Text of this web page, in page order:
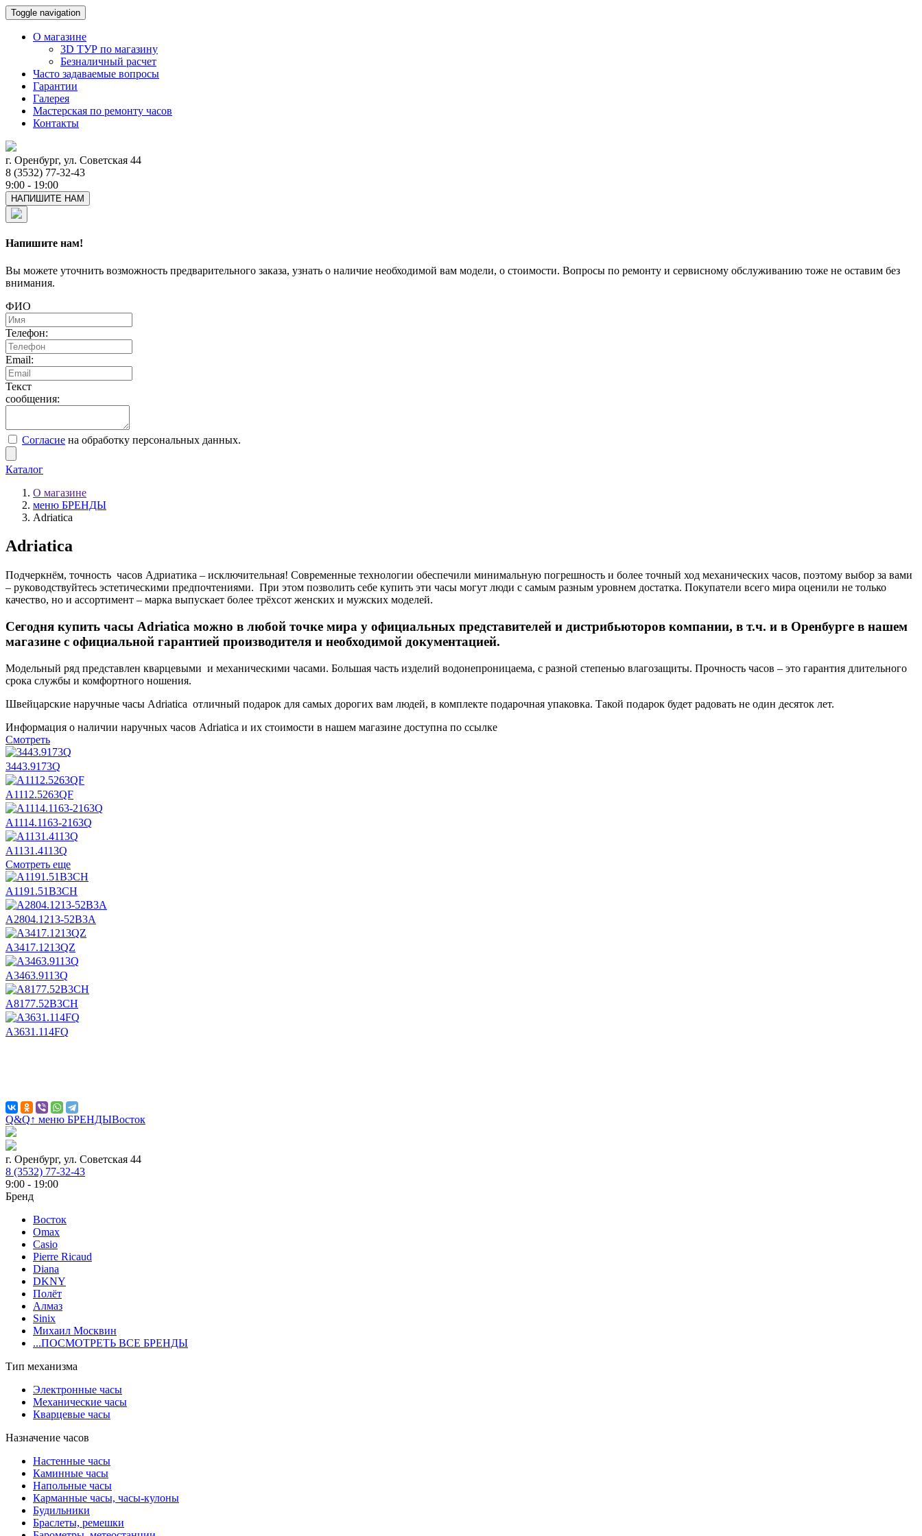
Toggle navigation
О магазине
3D ТУР по магазину
Безналичный расчет
Часто задаваемые вопросы
Гарантии
Галерея
Мастерская по ремонту часов
Контакты
г. Оренбург, ул. Советская 44
8 (3532) 77-32-43
9:00 - 19:00
НАПИШИТЕ НАМ
Напишите нам!
Вы можете уточнить возможность предварительного заказа, узнать о наличие необходимой вам модели, о стоимости. Вопросы по ремонту и сервисному обслуживанию тоже не оставим без
внимания.
ФИО
Телефон:
Email:
Текст
сообщения:
Согласие на обработку персональных данных.
Каталог
О магазине
меню БРЕНДЫ
Adriatica
Adriatica
Подчеркнём, точность часов Адриатика – исключительная! Современные технологии обеспечили минимальную погрешность и более точный ход механических часов, поэтому выбор за вами
– руководствуйтесь эстетическими предпочтениями. При этом позволить себе купить эти часы могут люди с самым разным уровнем достатка. Покупатели всего мира оценили не только
качество, но и ассортимент – марка выпускает более трёхсот женских и мужских моделей.
Сегодня купить часы Adriatica можно в любой точке мира у официальных представителей и дистрибьюторов компании, в т.ч. и в Оренбурге в нашем
магазине с официальной гарантией производителя и необходимой документацией.
Модельный ряд представлен кварцевыми и механическими часами. Большая часть изделий водонепроницаема, с разной степенью влагозащиты. Прочность часов – это гарантия длительного
срока службы и комфортного ношения.
Швейцарские наручные часы Adriatica отличный подарок для самых дорогих вам людей, в комплекте подарочная упаковка. Такой подарок будет радовать не один десяток лет.
Информация о наличии наручных часов Adriatica и их стоимости в нашем магазине доступна по ссылке
Смотреть
3443.9173Q
А1112.5263QF
А1114.1163-2163Q
А1131.4113Q
Смотреть еще
А1191.51B3CH
А2804.1213-52B3A
А3417.1213QZ
А3463.9113Q
А8177.52B3CH
А3631.114FQ
Q&Q↑ меню БРЕНДЫВосток
г. Оренбург, ул. Советская 44
8 (3532) 77-32-43
9:00 - 19:00
Бренд
Восток
Omax
Casio
Pierre Ricaud
Diana
DKNY
Полёт
Алмаз
Sinix
Михаил Москвин
...ПОСМОТРЕТЬ ВСЕ БРЕНДЫ
Тип механизма
Электронные часы
Механические часы
Кварцевые часы
Назначение часов
Настенные часы
Каминные часы
Напольные часы
Карманные часы, часы-кулоны
Будильники
Браслеты, ремешки